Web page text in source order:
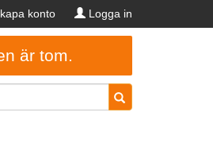
konto Logga in
är tom.